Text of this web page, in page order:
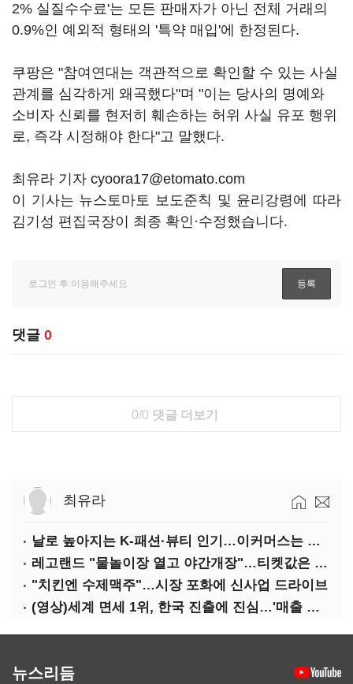
2% 실질수수료'는 모든 판매자가 아닌 전체 거래의
0.9%인 예외적 형태의 '특약 매입'에 한정된다.
쿠팡은 "참여연대는 객관적으로 확인할 수 있는 사실
관계를 심각하게 왜곡했다"며 "이는 당사의 명예와
소비자 신뢰를 현저히 훼손하는 허위 사실 유포 행위
로, 즉각 시정해야 한다"고 말했다.
최유라 기자 cyoora17@etomato.com
이 기사는 뉴스토마토 보도준칙 및 윤리강령에 따라
김기성 편집국장이 최종 확인·수정했습니다.
댓글 0
0/0 댓글 더보기
최유라
날로 높아지는 K-패션·뷰티 인기…이커머스는 역직구 키운다
레고랜드 "물놀이장 열고 야간개장"…티켓값은 동결
"치킨엔 수제맥주"…시장 포화에 신사업 드라이브
(영상)세계 면세 1위, 한국 진출에 진심…'매출 증빙' 물어봤다
뉴스리듬